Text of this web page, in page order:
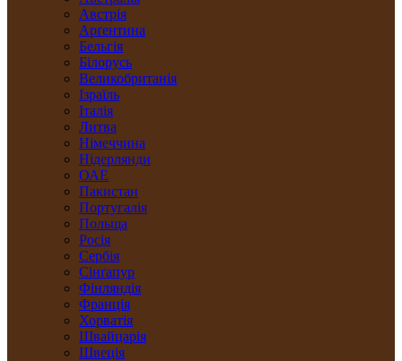
Австрія
Арґентина
Бельгія
Білорусь
Великобританія
Ізраїль
Італія
Литва
Німеччина
Нідерлянди
ОАЕ
Пакистан
Португалія
Польща
Росія
Сербія
Сінґапур
Фінляндія
Франція
Хорватія
Швайцарія
Швеція